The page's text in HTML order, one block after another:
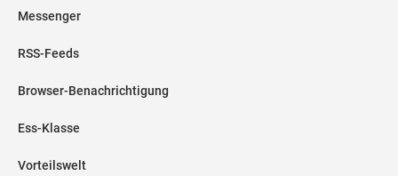
Messenger
RSS-Feeds
Browser-Benachrichtigung
Ess-Klasse
Vorteilswelt